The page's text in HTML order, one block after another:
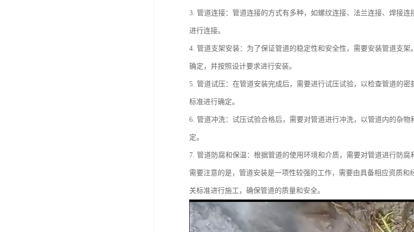
3. 管道连接：管道连接的方式有多种，如螺纹连接、法兰连接、焊接
进行连接。
4. 管道支架安装：为了保证管道的稳定性和安全性，需要安装管道支
确定，并按照设计要求进行安装。
5. 管道试压：在管道安装完成后，需要进行试压试验，以检查管道的
标准进行确定。
6. 管道冲洗：试压试验合格后，需要对管道进行冲洗，以管道内的杂
定。
7. 管道防腐和保温：根据管道的使用环境和介质，需要对管道进行防腐
需要注意的是，管道安装是一项性较强的工作，需要由具备相应资质
关标准进行施工，确保管道的质量和安全。